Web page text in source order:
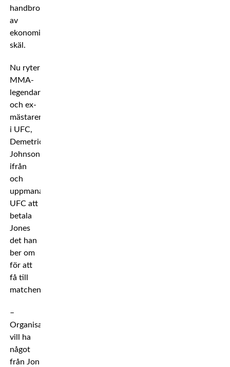
handbromsen
av
ekonomiska
skäl.
Nu ryter
MMA-
legendaren
och ex-
mästaren
i UFC,
Demetrious
Johnson,
ifrån
och
uppmanar
UFC att
betala
Jones
det han
ber om
för att
få till
matchen.
–
Organisationen
vill ha
något
från Jon